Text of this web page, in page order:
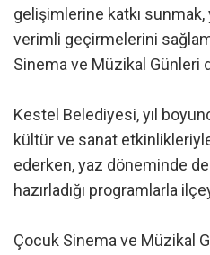
gelişimlerine katkı
verimli geçirmelerini
Sinema ve Müzikal Günleri
Kestel Belediyesi, yıl
kültür ve sanat
ederken, yaz döneminde
hazırladığı programlarla
Çocuk Sinema ve Müzikal